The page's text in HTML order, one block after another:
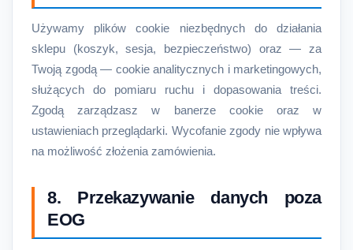
Używamy plików cookie niezbędnych do działania
sklepu (koszyk, sesja, bezpieczeństwo) oraz — za
Twoją zgodą — cookie analitycznych i marketingowych,
służących do pomiaru ruchu i dopasowania treści.
Zgodą zarządzasz w banerze cookie oraz w
ustawieniach przeglądarki. Wycofanie zgody nie wpływa
na możliwość złożenia zamówienia.
8. Przekazywanie danych poza
EOG